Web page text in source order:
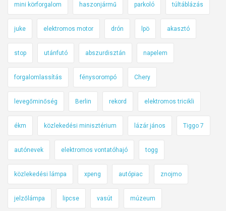
mini körforgalom haszonjármű parkoló túltáblázás
juke elektromos motor drón lpö akasztó
stop utánfutó abszurdisztán napelem
forgalomlassítás fénysorompó Chery
levegőminőség Berlin rekord elektromos tricikli
ékm közlekedési minisztérium lázár jános Tiggo 7
autónevek elektromos vontatóhajó togg
közlekedési lámpa xpeng autópiac znojmo
jelzőlámpa lipcse vasút múzeum